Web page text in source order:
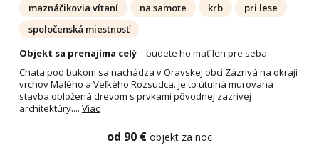
maznáčikovia vítaní
na samote krb
pri lese
spoločenská miestnosť
Objekt sa prenajíma celý– budete ho mať len pre seba
Chata pod bukom sa nachádza v Oravskej obci Zázrivá na okraji
vrchov Malého a Veľkého Rozsudca. Je to útulná murovaná
stavba obložená drevom s prvkami pôvodnej zazrivej
architektúry.... Viac
od 90 € objekt za noc